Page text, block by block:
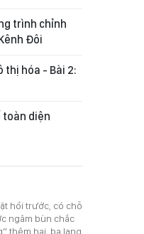
trình chỉnh
Đôi
thị hóa - Bài 2:
toàn diện
hồi trước, có chỗ
ngâm bùn chắc
thêm hai, ba lạng